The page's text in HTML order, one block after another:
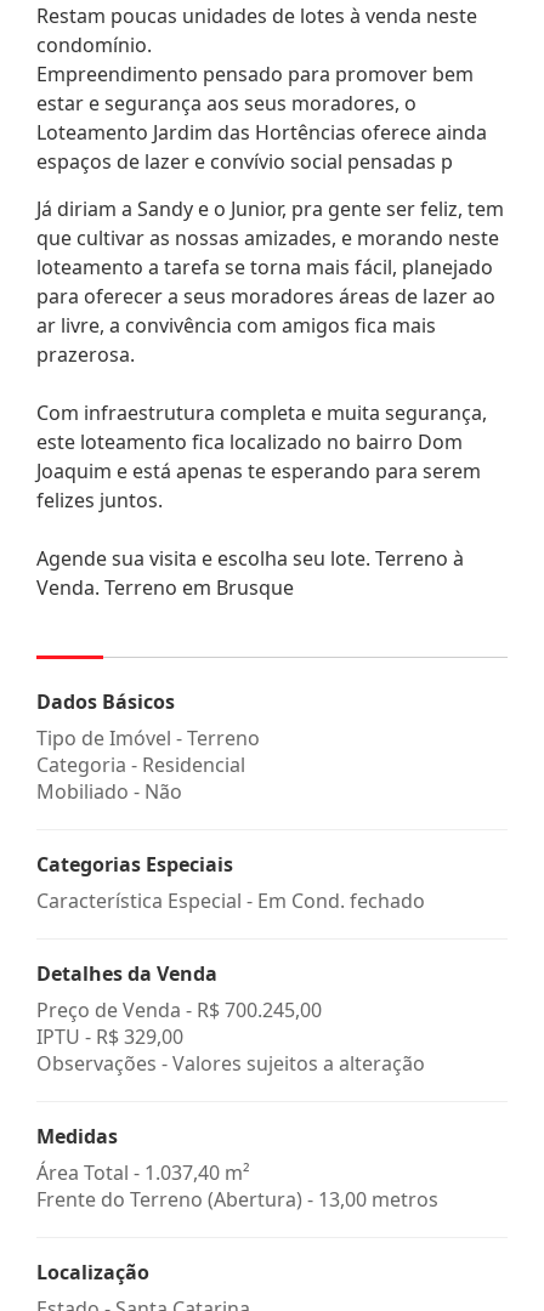
Restam poucas unidades de lotes à venda neste
condomínio.
Empreendimento pensado para promover bem
estar e segurança aos seus moradores, o
Loteamento Jardim das Hortências oferece ainda
espaços de lazer e convívio social pensadas p
Já diriam a Sandy e o Junior, pra gente ser feliz, tem
que cultivar as nossas amizades, e morando neste
loteamento a tarefa se torna mais fácil, planejado
para oferecer a seus moradores áreas de lazer ao
ar livre, a convivência com amigos fica mais
prazerosa.
Com infraestrutura completa e muita segurança,
este loteamento fica localizado no bairro Dom
Joaquim e está apenas te esperando para serem
felizes juntos.
Agende sua visita e escolha seu lote. Terreno à
Venda. Terreno em Brusque
Dados Básicos
Tipo de Imóvel - Terreno
Categoria - Residencial
Mobiliado - Não
Categorias Especiais
Característica Especial - Em Cond. fechado
Detalhes da Venda
Preço de Venda - R$ 700.245,00
IPTU - R$ 329,00
Observações - Valores sujeitos a alteração
Medidas
Área Total - 1.037,40 m²
Frente do Terreno (Abertura) - 13,00 metros
Localização